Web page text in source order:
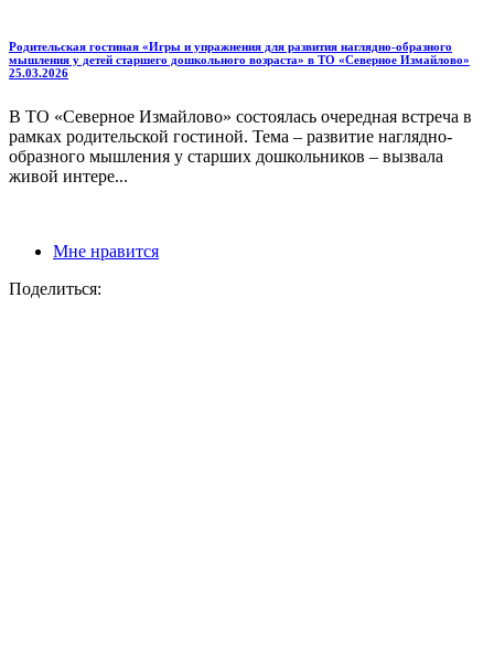
Родительская гостиная «Игры и упражнения для развития наглядно-образного
мышления у детей старшего дошкольного возраста» в ТО «Северное Измайлово»
25.03.2026
В ТО «Северное Измайлово» состоялась очередная встреча в
рамках родительской гостиной. Тема – развитие наглядно-
образного мышления у старших дошкольников – вызвала
живой интере...
Мне нравится
Поделиться: